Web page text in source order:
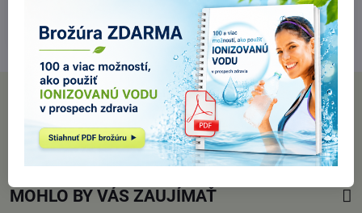
Zobraziť
PRE ZÁKAZNÍKOV
Nájdete nás
MOHLO BY VÁS ZAUJÍMAŤ